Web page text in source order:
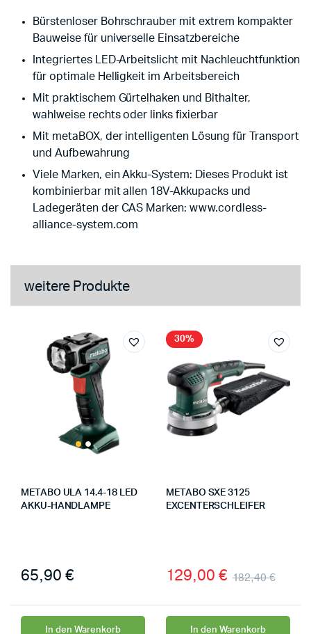
Bürstenloser Bohrschrauber mit extrem kompakter
Bauweise für universelle Einsatzbereiche
Integriertes LED-Arbeitslicht mit Nachleuchtfunktion
für optimale Helligkeit im Arbeitsbereich
Mit praktischem Gürtelhaken und Bithalter,
wahlweise rechts oder links fixierbar
Mit metaBOX, der intelligenten Lösung für Transport
und Aufbewahrung
Viele Marken, ein Akku-System: Dieses Produkt ist
kombinierbar mit allen 18V-Akkupacks und
Ladegeräten der CAS Marken: www.cordless-
alliance-system.com
weitere Produkte
METABO ULA 14.4-18 LED
AKKU-HANDLAMPE
65,90 €
In den Warenkorb
30%
METABO SXE 3125
EXCENTERSCHLEIFER
182,40€
129,00 €
In den Warenkorb